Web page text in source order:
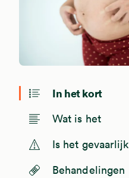
In het kort
Wat is het
Is het gevaarlijk
Behandelingen